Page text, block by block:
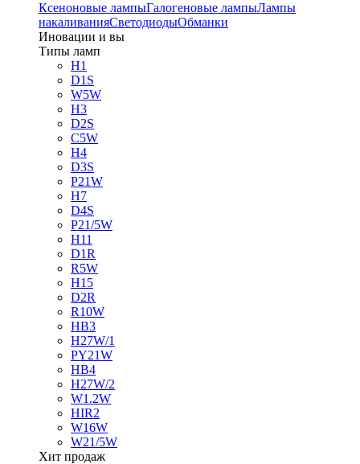
Ксеноновые лампыГалогеновые лампыЛампы
накаливанияСветодиодыОбманки
Иновации и вы
Типы ламп
H1
D1S
W5W
H3
D2S
C5W
H4
D3S
P21W
H7
D4S
P21/5W
H11
D1R
R5W
H15
D2R
R10W
HB3
H27W/1
PY21W
HB4
H27W/2
W1.2W
HIR2
W16W
W21/5W
Хит продаж